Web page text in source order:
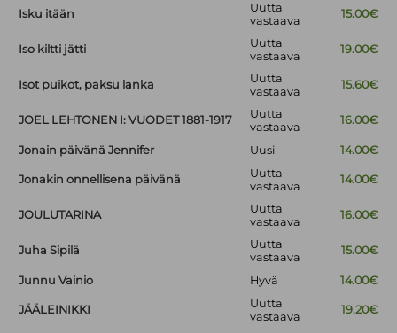
Isku itään
Uutta
vastaava
15.00€
Iso kiltti jätti
Uutta
vastaava
19.00€
Isot puikot, paksu lanka
Uutta
vastaava
15.60€
JOEL LEHTONEN I: VUODET 1881-1917
Uutta
vastaava
16.00€
Jonain päivänä Jennifer Uusi 14.00€
Jonakin onnellisena päivänä
Uutta
vastaava
14.00€
JOULUTARINA
Uutta
vastaava
16.00€
Juha Sipilä
Uutta
vastaava
15.00€
Junnu Vainio Hyvä 14.00€
JÄÄLEINIKKI
Uutta
vastaava
19.20€